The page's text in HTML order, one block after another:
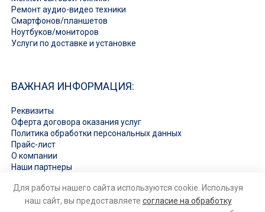
Ремонт аудио-видео техники
Смартфонов/планшетов
Ноутбуков/мониторов
Услуги по доставке и установке
ВАЖНАЯ ИНФОРМАЦИЯ:
Реквизиты
Оферта договора оказания услуг
Политика обработки персональных данных
Прайс-лист
О компании
Наши партнеры
Ответы на вопросы
Для работы нашего сайта используются cookie. Используя
наш сайт, вы предоставляете согласие на обработку